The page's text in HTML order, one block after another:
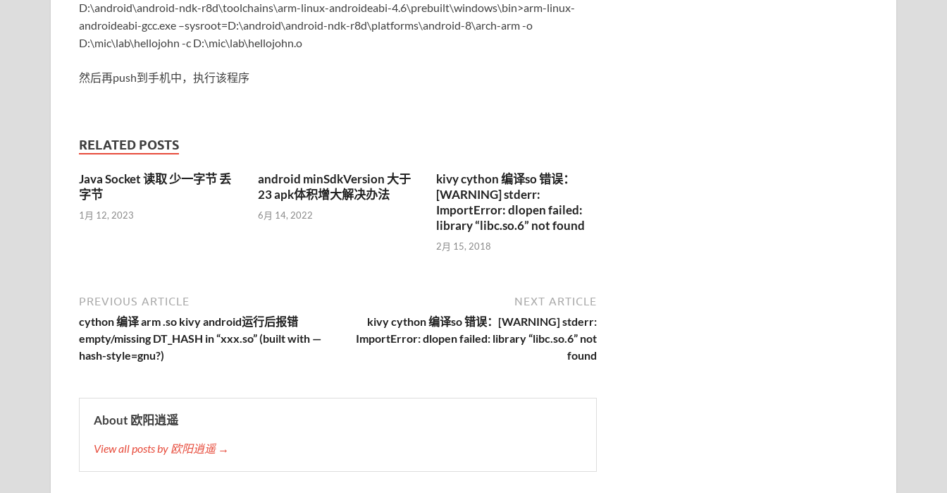
D:\android\android-ndk-r8d\toolchains\arm-linux-androideabi-4.6\prebuilt\windows\bin>arm-linux-
androideabi-gcc.exe –sysroot=D:\android\android-ndk-r8d\platforms\android-8\arch-arm -o
D:\mic\lab\hellojohn -c D:\mic\lab\hellojohn.o
然后再push到手机中，执行该程序
RELATED POSTS
Java Socket 读取 少一字节 丢
字节
1月 12, 2023
android minSdkVersion 大于
23 apk体积增大解决办法
6月 14, 2022
kivy cython 编译so 错误：
[WARNING] stderr:
ImportError: dlopen failed:
library “libc.so.6” not found
2月 15, 2018
PREVIOUS ARTICLE
cython 编译 arm .so kivy android运行后报错
empty/missing DT_HASH in “xxx.so” (built with —
hash-style=gnu?)
NEXT ARTICLE
kivy cython 编译so 错误：[WARNING] stderr:
ImportError: dlopen failed: library “libc.so.6” not
found
About 欧阳逍遥
View all posts by 欧阳逍遥 →